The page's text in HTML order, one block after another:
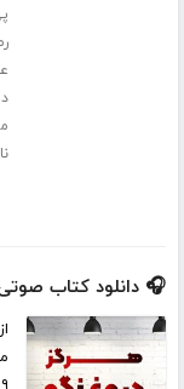
🎧 دانلود کتاب